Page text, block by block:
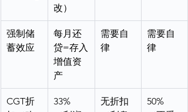
改）
强制储
蓄效应
每月还
贷=存入
增值资
产
需要自
律
需要自
律
CGT折
33%
无折扣
50%